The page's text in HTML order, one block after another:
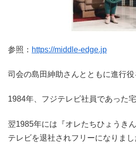
参照： https://middle-edge.jp
司会の島田紳助さんとともに進行役
1984年、フジテレビ社員であった
翌1985年には『オレたちひょうき
テレビを退社されフリーになりまし